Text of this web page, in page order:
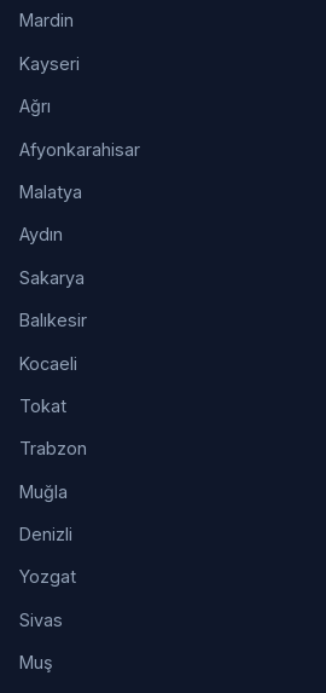
Mardin
Kayseri
Ağrı
Afyonkarahisar
Malatya
Aydın
Sakarya
Balıkesir
Kocaeli
Tokat
Trabzon
Muğla
Denizli
Yozgat
Sivas
Muş